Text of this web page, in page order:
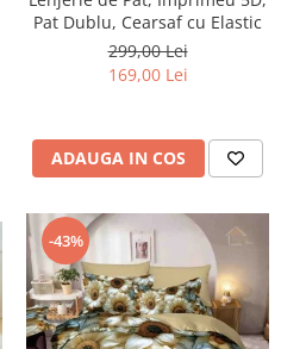
Pat Dublu, Cearsaf cu Elastic
299,00 Lei
169,00 Lei
ADAUGA IN COS
-43%